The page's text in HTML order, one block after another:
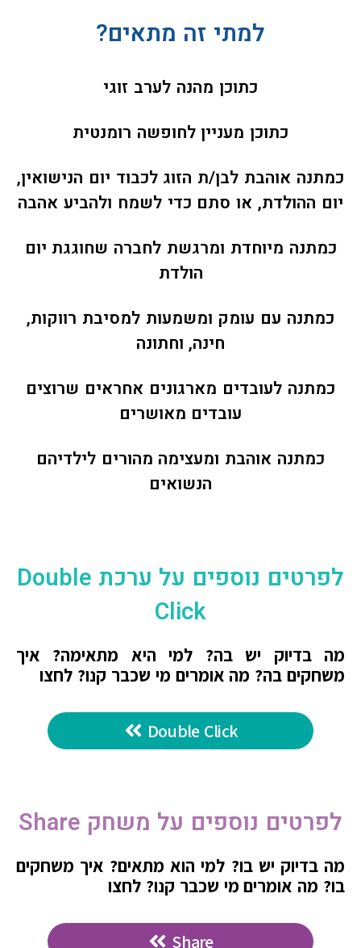
למתי זה מתאים?
כתוכן מהנה לערב זוגי
כתוכן מעניין לחופשה רומנטית
כמתנה אוהבת לבן/ת הזוג לכבוד יום הנישואין,
יום ההולדת, או סתם כדי לשמח ולהביע אהבה
כמתנה מיוחדת ומרגשת לחברה שחוגגת יום
הולדת
כמתנה עם עומק ומשמעות למסיבת רווקות,
חינה, וחתונה
כמתנה לעובדים מארגונים אחראים שרוצים
עובדים מאושרים
כמתנה אוהבת ומעצימה מהורים לילדיהם
הנשואים
לפרטים נוספים על ערכת Double
Click
מה בדיוק יש בה? למי היא מתאימה? איך
משחקים בה? מה אומרים מי שכבר קנו? לחצו
Double Click
לפרטים נוספים על משחק Share
מה בדיוק יש בו? למי הוא מתאים? איך משחקים
בו? מה אומרים מי שכבר קנו? לחצו
Share